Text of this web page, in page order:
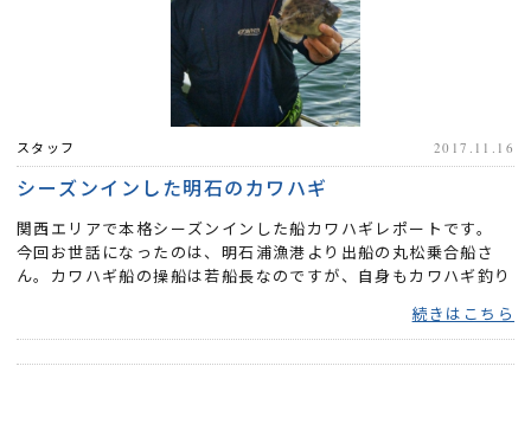
スタッフ 2017.11.16
シーズンインした明石のカワハギ
関西エリアで本格シーズンインした船カワハギレポートです。
今回お世話になったのは、明石浦漁港より出船の丸松乗合船さ
ん。カワハギ船の操船は若船長なのですが、自身もカワハギ釣り
続きはこちら